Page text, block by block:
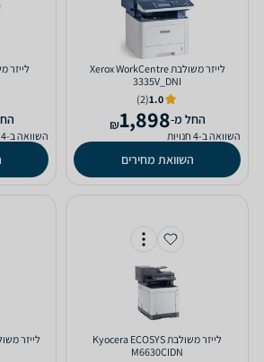
‏לייזר ‏משולבת Xerox WorkCentre
3335V_DNI
1.0
(2)
‫החל מ-1,898
₪
השוואה ב-4 חנויות
השוואת מחירים
השוואה ב-4 חנויות
‏לייזר ‏משולבת Kyocera ECOSYS
M6630CIDN
‏לייזר ‏משולבת HP Laser MFP 432fdn